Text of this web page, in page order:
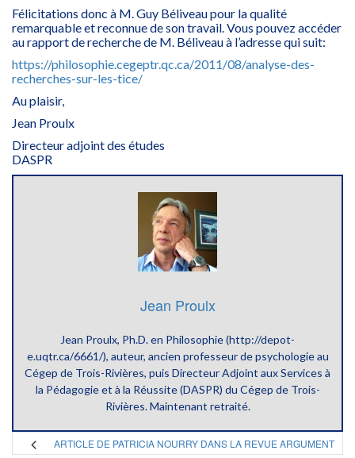
Félicitations donc à M. Guy Béliveau pour la qualité
remarquable et reconnue de son travail. Vous pouvez accéder
au rapport de recherche de M. Béliveau à l’adresse qui suit:
https://philosophie.cegeptr.qc.ca/2011/08/analyse-des-
recherches-sur-les-tice/
Au plaisir,
Jean Proulx
Directeur adjoint des études
DASPR
Jean Proulx
Jean Proulx, Ph.D. en Philosophie (http://depot-
e.uqtr.ca/6661/), auteur, ancien professeur de psychologie au
Cégep de Trois-Rivières, puis Directeur Adjoint aux Services à
la Pédagogie et à la Réussite (DASPR) du Cégep de Trois-
Rivières. Maintenant retraité.
ARTICLE DE PATRICIA NOURRY DANS LA REVUE ARGUMENT